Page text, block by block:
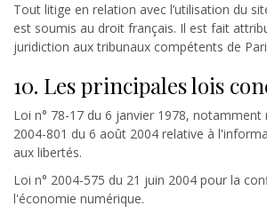
Tout litige en relation avec l’utilisation du
est soumis au droit français. Il est fait
juridiction aux tribunaux compétents de
10. Les principales lois
Loi n° 78-17 du 6 janvier 1978, notamment
2004-801 du 6 août 2004 relative à
aux libertés.
Loi n° 2004-575 du 21 juin 2004 pour la
l'économie numérique.